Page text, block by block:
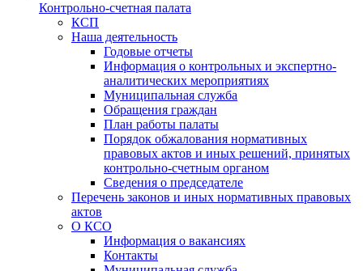
Контрольно-счетная палата
КСП
Наша деятельность
Годовые отчеты
Информация о контрольных и экспертно-
аналитических мероприятиях
Муниципальная служба
Обращения граждан
План работы палаты
Порядок обжалования нормативных
правовых актов и иных решений, принятых
контрольно-счетным органом
Сведения о председателе
Перечень законов и иных нормативных правовых
актов
О КСО
Информация о вакансиях
Контакты